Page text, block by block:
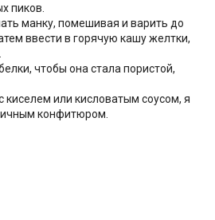
пиков.
манку, помешивая и варить до
ввести в горячую кашу желтки,
чтобы она стала пористой,
киселем или кисловатым соусом, я
конфитюром.